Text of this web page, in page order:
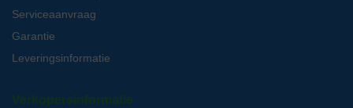
Serviceaanvraag
Garantie
Leveringsinformatie
Verkopersinformatie